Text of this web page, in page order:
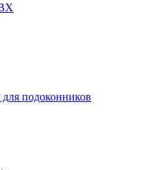
подоконников